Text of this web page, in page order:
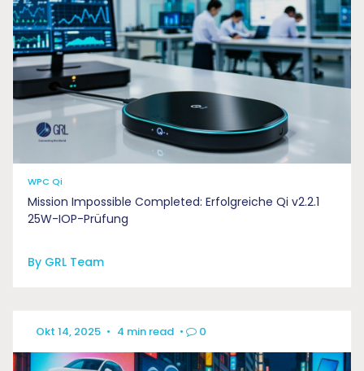
WPC Qi
Mission Impossible Completed: Erfolgreiche Qi v2.2.1
25W-IOP-Prüfung
By GRL Team
Okt 14, 2025 • 4 min read • 0